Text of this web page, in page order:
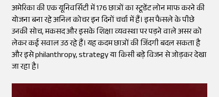
अमेरिका की एक यूनिवर्सिटी में 176 छात्रों का स्टूडेंट लोन माफ करने की
योजना बना रहे अनिल कोचर इन दिनों चर्चा में हैं। इस फैसले के पीछे
उनकी सोच, मकसद और इसके शिक्षा व्यवस्था पर पड़ने वाले असर को
लेकर कई सवाल उठ रहे हैं। यह कदम छात्रों की जिंदगी बदल सकता है
और इसे philanthropy, strategy या किसी बड़े विजन से जोड़कर देखा
जा रहा है।